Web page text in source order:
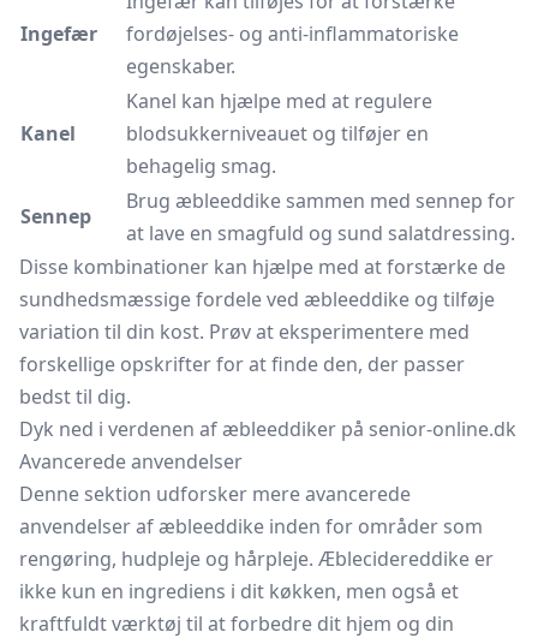
Ingefær
fordøjelses- og anti-inflammatoriske
egenskaber.
Kanel
Kanel kan hjælpe med at regulere
blodsukkerniveauet og tilføjer en
behagelig smag.
Sennep
Brug æbleeddike sammen med sennep for
at lave en smagfuld og sund salatdressing.
Disse kombinationer kan hjælpe med at forstærke de
sundhedsmæssige fordele ved æbleeddike og tilføje
variation til din kost. Prøv at eksperimentere med
forskellige opskrifter for at finde den, der passer
bedst til dig.
Dyk ned i verdenen af æbleeddiker på senior-online.dk
Avancerede anvendelser
Denne sektion udforsker mere avancerede
anvendelser af æbleeddike inden for områder som
rengøring, hudpleje og hårpleje. Æblecidereddike er
ikke kun en ingrediens i dit køkken, men også et
kraftfuldt værktøj til at forbedre dit hjem og din